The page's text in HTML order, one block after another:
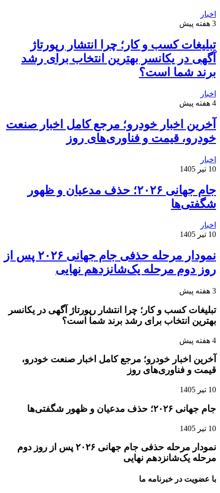
اخبار
3 هفته پیش
تبلیغات کسب و کار؛ چرا انتشار رپورتاژ
آگهی در یکانسر بهترین انتخاب برای رشد
برند شما است؟
اخبار
4 هفته پیش
آخرین اخبار خودرو؛ مرجع کامل اخبار صنعت
خودرو، قیمت و فناوری‌های روز
اخبار
10 تیر 1405
جام جهانی ۲۰۲۶؛ حذف مدعیان و ظهور
شگفتی‌ها
اخبار
10 تیر 1405
نمودار مرحله حذفی جام جهانی ۲۰۲۶ پس از
روز دوم مرحله یک‌شانزدهم نهایی
3 هفته پیش
تبلیغات کسب و کار؛ چرا انتشار رپورتاژ آگهی در یکانسر
بهترین انتخاب برای رشد برند شما است؟
4 هفته پیش
آخرین اخبار خودرو؛ مرجع کامل اخبار صنعت خودرو،
قیمت و فناوری‌های روز
10 تیر 1405
جام جهانی ۲۰۲۶؛ حذف مدعیان و ظهور شگفتی‌ها
10 تیر 1405
نمودار مرحله حذفی جام جهانی ۲۰۲۶ پس از روز دوم
مرحله یک‌شانزدهم نهایی
با عضویت در خبرنامه ما